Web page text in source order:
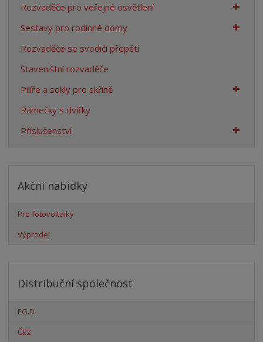
Rozvaděče pro veřejné osvětlení
Sestavy pro rodinné domy
Rozvaděče se svodiči přepětí
Staveništní rozvaděče
Pilíře a sokly pro skříně
Rámečky s dvířky
Příslušenství
Akční nabídky
Pro fotovoltaiky
Výprodej
Distribuční společnost
EG.D
ČEZ